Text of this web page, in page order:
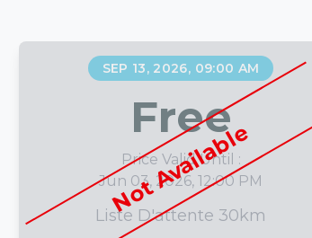
Not Available
SEP 13, 2026, 09:00 AM
Free
Price Valid Until :
Jun 03, 2026, 12:00 PM
Liste D'attente 30km